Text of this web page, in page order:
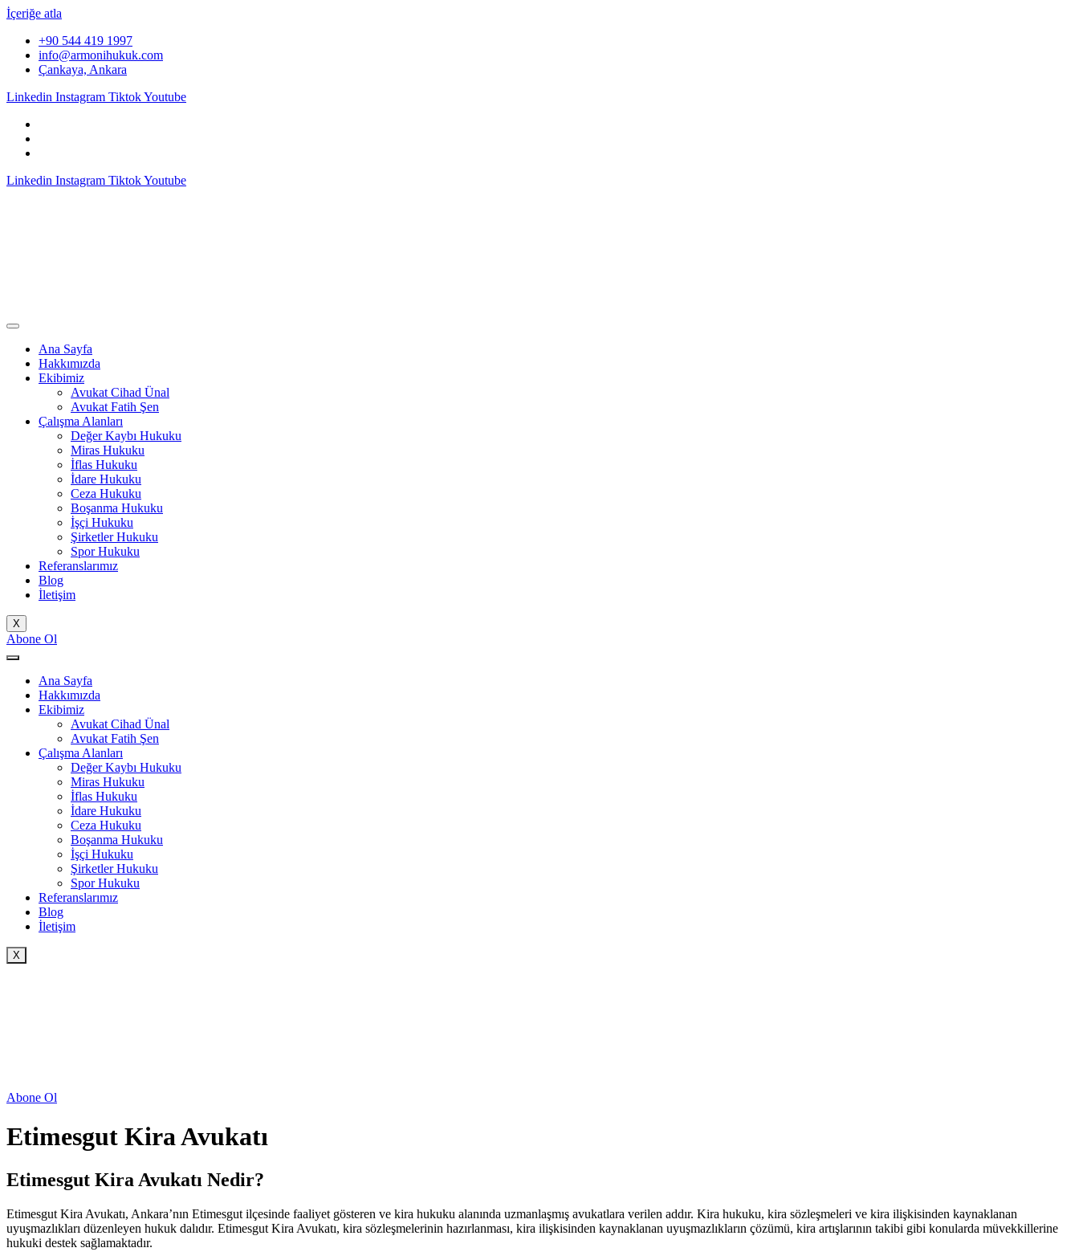
İçeriğe atla
+90 544 419 1997
info@armonihukuk.com
Çankaya, Ankara
Linkedin Instagram TiktokYoutube
Linkedin Instagram TiktokYoutube
Ana Sayfa
Hakkımızda
Ekibimiz
Avukat Cihad Ünal
Avukat Fatih Şen
Çalışma Alanları
Değer Kaybı Hukuku
Miras Hukuku
İflas Hukuku
İdare Hukuku
Ceza Hukuku
Boşanma Hukuku
İşçi Hukuku
Şirketler Hukuku
Spor Hukuku
Referanslarımız
Blog
İletişim
X
Abone Ol
Ana Sayfa
Hakkımızda
Ekibimiz
Avukat Cihad Ünal
Avukat Fatih Şen
Çalışma Alanları
Değer Kaybı Hukuku
Miras Hukuku
İflas Hukuku
İdare Hukuku
Ceza Hukuku
Boşanma Hukuku
İşçi Hukuku
Şirketler Hukuku
Spor Hukuku
Referanslarımız
Blog
İletişim
X
Abone Ol
Etimesgut Kira Avukatı
Etimesgut Kira Avukatı Nedir?
Etimesgut Kira Avukatı, Ankara’nın Etimesgut ilçesinde faaliyet gösteren ve kira hukuku alanında uzmanlaşmış avukatlara verilen addır. Kira hukuku, kira sözleşmeleri ve kira ilişkisinden kaynaklanan
uyuşmazlıkları düzenleyen hukuk dalıdır. Etimesgut Kira Avukatı, kira sözleşmelerinin hazırlanması, kira ilişkisinden kaynaklanan uyuşmazlıkların çözümü, kira artışlarının takibi gibi konularda müvekkillerine
hukuki destek sağlamaktadır.